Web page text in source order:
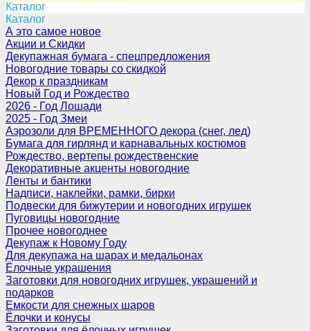
Каталог
Каталог
А это самое новое
Акции и Скидки
Декупажная бумага - спецпредложения
Новогодние товары со скидкой
Декор к праздникам
Новый Год и Рождество
2026 - Год Лошади
2025 - Год Змеи
Аэрозоли для ВРЕМЕННОГО декора (снег, лед)
Бумага для гирлянд и карнавальных костюмов
Рождество, вертепы рождественские
Декоративные акценты новогодние
Ленты и бантики
Надписи, наклейки, рамки, бирки
Подвески для бижутерии и новогодних игрушек
Пуговицы новогодние
Прочее новогоднее
Декупаж к Новому Году
Для декупажа на шарах и медальонах
Ёлочные украшения
Заготовки для новогодних игрушек, украшений и
подарков
Емкости для снежных шаров
Ёлочки и конусы